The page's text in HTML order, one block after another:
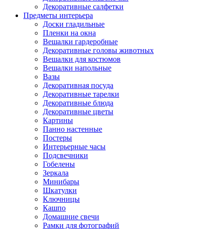
Декоративные салфетки
Предметы интерьера
Доски гладильные
Пленки на окна
Вешалки гардеробные
Декоративные головы животных
Вешалки для костюмов
Вешалки напольные
Вазы
Декоративная посуда
Декоративные тарелки
Декоративные блюда
Декоративные цветы
Картины
Панно настенные
Постеры
Интерьерные часы
Подсвечники
Гобелены
Зеркала
Минибары
Шкатулки
Ключницы
Кашпо
Домашние свечи
Рамки для фотографий